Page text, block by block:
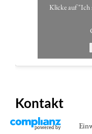
Diesen Technologien Zustimmst,
Eindeutige IDs Auf Dieser
Beeinträchtigt Werden.
Wegbeschreibung:Vom
Der Schillerstraße. Gehen
Bahnübergang/
Klicke auf "Ich